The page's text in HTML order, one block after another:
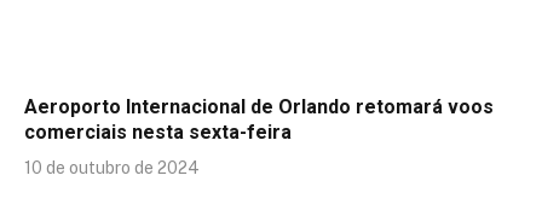
Aeroporto Internacional de Orlando retomará voos
comerciais nesta sexta-feira
10 de outubro de 2024